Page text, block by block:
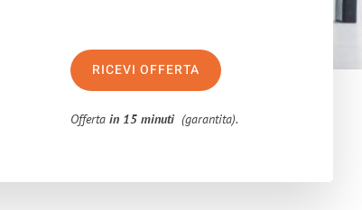
RICEVI OFFERTA
Offertain 15 minuti (garantita).